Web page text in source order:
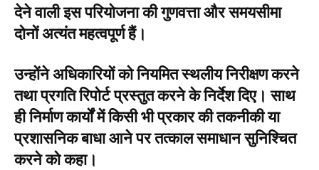
देने वाली इस परियोजना की गुणवत्ता और समयसीमा
दोनों अत्यंत महत्वपूर्ण हैं।
उन्होंने अधिकारियों को नियमित स्थलीय निरीक्षण करने
तथा प्रगति रिपोर्ट प्रस्तुत करने के निर्देश दिए। साथ
ही निर्माण कार्यों में किसी भी प्रकार की तकनीकी या
प्रशासनिक बाधा आने पर तत्काल समाधान सुनिश्चित
करने को कहा।